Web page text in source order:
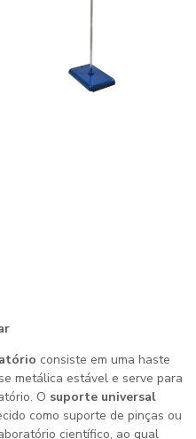
consiste em uma haste
metálica estável e serve para
O suporte universal
como suporte de pinças ou
científico, ao qual